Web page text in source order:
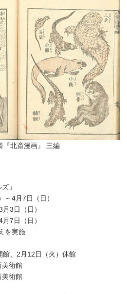
『北斎漫画』 三編
」
～4月7日（日）
3日（日）
7日（日）
を実施
2月12日（火）休館
美術館
美術館